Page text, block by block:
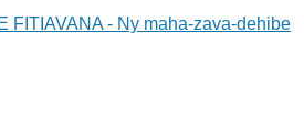
FITIAVANA - Ny maha-zava-dehibe